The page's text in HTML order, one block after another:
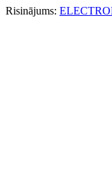
Risinājums: